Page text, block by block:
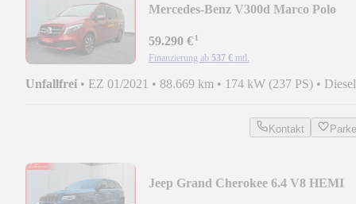
Mercedes-Benz V300d Marco Polo
59.290 €¹
Finanzierung ab 537 € mtl.
Unfallfrei • EZ 01/2021 • 88.669 km • 174 kW (237 PS) • Diesel
Kontakt
Jeep Grand Cherokee 6.4 V8 HEMI